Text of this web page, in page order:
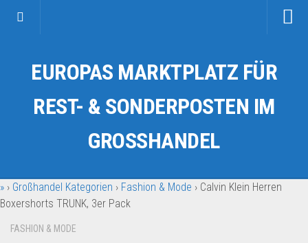
Kategorien
Auto & Motorrad
Fahrzeuge & Transport
Garten & Werkzeug
Geschäft, Büro & Schreibwaren
Geschenkartikel
EUROPAS MARKTPLATZ FÜR
REST- & SONDERPOSTEN IM
GROSSHANDEL
» › Großhandel Kategorien › Fashion & Mode › Calvin Klein Herren
Boxershorts TRUNK, 3er Pack
FASHION & MODE